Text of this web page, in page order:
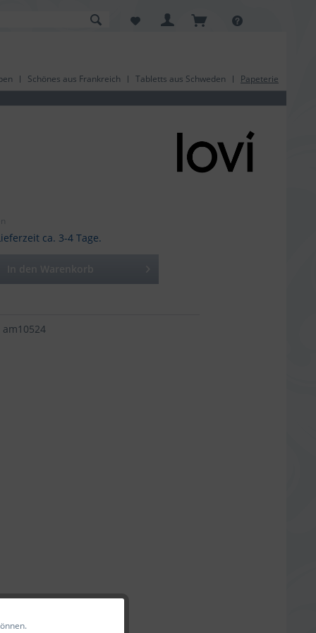
Schönes aus Frankreich Tabletts aus Schweden Papeterie
ca. 3-4 Tage.
am10524